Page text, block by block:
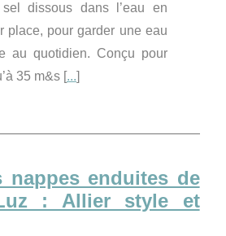
dissous dans l’eau en
place, pour garder une eau
au quotidien. Conçu pour
35 m&s [...]
nappes enduites de
: Allier style et